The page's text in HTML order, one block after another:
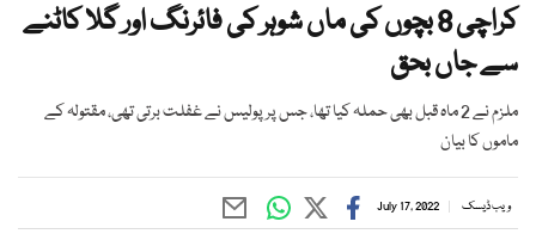
کراچی 8 بچوں کی ماں شوہر کی فائرنگ اور گلا کاٹنے
سے جاں بحق
ملزم نے 2 ماہ قبل بھی حملہ کیا تھا، جس پر پولیس نے غفلت برتی تھی، مقتولہ کے
ماموں کا بیان
ویب ڈیسک July 17, 2022